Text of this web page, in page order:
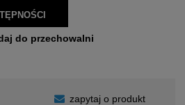
do przechowalni
zapytaj o produkt